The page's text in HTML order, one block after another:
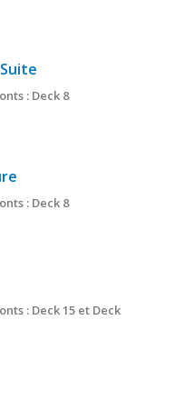
: Deck 8
: Deck 8
: Deck 15 et Deck